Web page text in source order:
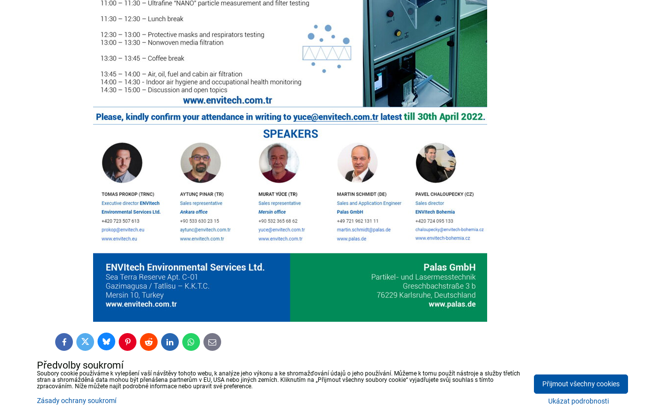
FacebookTwitter BlueskyPinterestReddit LinkedInWhatsApp
E-
mail
Předvolby soukromí Zásady ochrany soukromí Vytvořeno systémem:ByznysWeb.cz
Předvolby soukromí
Soubory cookie používáme k vylepšení vaší návštěvy tohoto webu, k analýze jeho výkonu a ke shromažďování údajů o jeho používání. Můžeme k tomu použít nástroje a služby třetích
stran a shromážděná data mohou být přenášena partnerům v EU, USA nebo jiných zemích. Kliknutím na „Přijmout všechny soubory cookie“ vyjadřujete svůj souhlas s tímto
zpracováním. Níže můžete najít podrobné informace nebo upravit své preference.
Zásady ochrany soukromí Ukázat podrobnosti
Přijmout všechny cookies